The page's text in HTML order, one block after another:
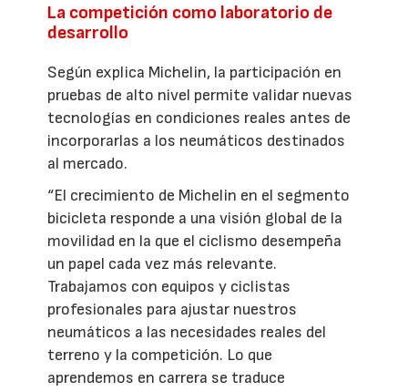
La competición como laboratorio de
desarrollo
Según explica Michelin, la participación en
pruebas de alto nivel permite validar nuevas
tecnologías en condiciones reales antes de
incorporarlas a los neumáticos destinados
al mercado.
“El crecimiento de Michelin en el segmento
bicicleta responde a una visión global de la
movilidad en la que el ciclismo desempeña
un papel cada vez más relevante.
Trabajamos con equipos y ciclistas
profesionales para ajustar nuestros
neumáticos a las necesidades reales del
terreno y la competición. Lo que
aprendemos en carrera se traduce